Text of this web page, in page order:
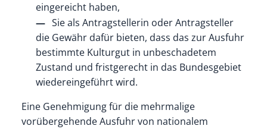
eingereicht haben,
Sie als Antragstellerin oder Antragsteller
die Gewähr dafür bieten, dass das zur Ausfuhr
bestimmte Kulturgut in unbeschadetem
Zustand und fristgerecht in das Bundesgebiet
wiedereingeführt wird.
Eine Genehmigung für die mehrmalige
vorübergehende Ausfuhr von nationalem